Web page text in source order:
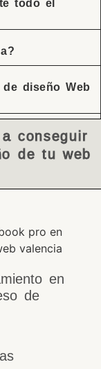
todo el
diseño Web
conseguir
de tu web
en
de